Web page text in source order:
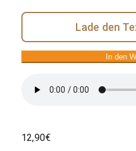
Lade den
In den
12,90€